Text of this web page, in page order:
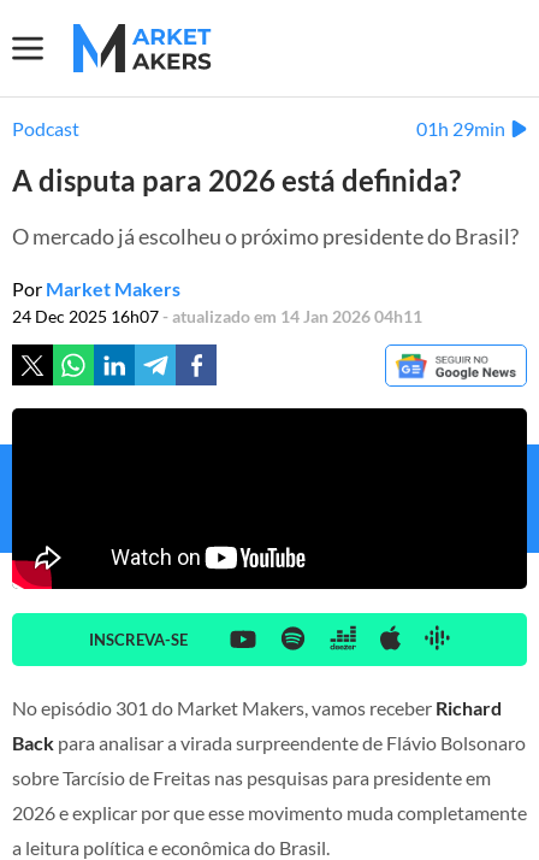
Podcast 01h 29min
A disputa para 2026 está definida?
O mercado já escolheu o próximo presidente do Brasil?
Por Market Makers
24 Dec 2025 16h07- atualizado em 14 Jan 2026 04h11
INSCREVA-SE
No episódio 301 do Market Makers, vamos receber Richard
Back para analisar a virada surpreendente de Flávio Bolsonaro
sobre Tarcísio de Freitas nas pesquisas para presidente em
2026 e explicar por que esse movimento muda completamente
a leitura política e econômica do Brasil.